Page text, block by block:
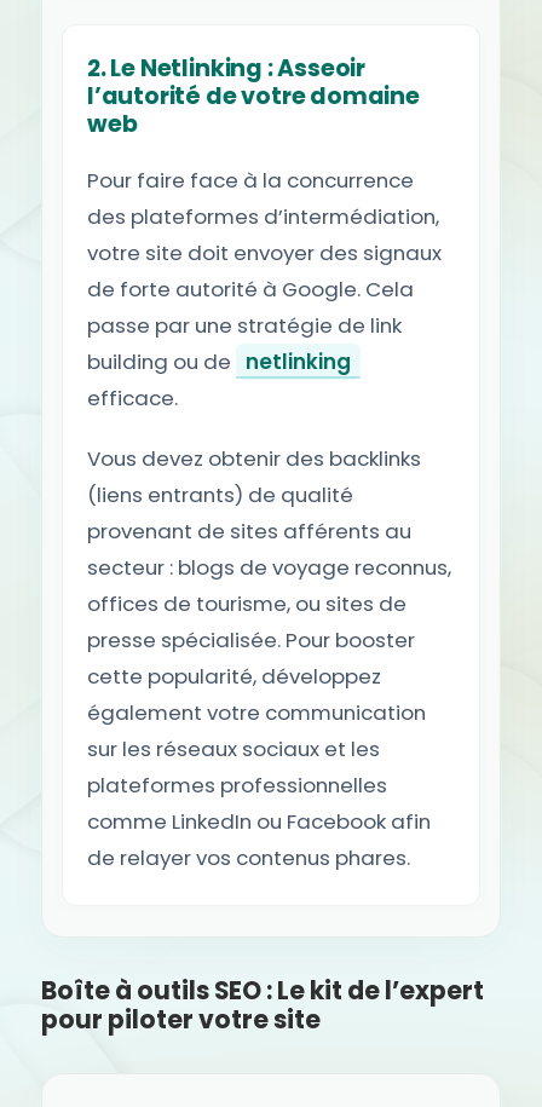
2. Le Netlinking : Asseoir
l’autorité de votre domaine
web
Pour faire face à la concurrence
des plateformes d’intermédiation,
votre site doit envoyer des signaux
de forte autorité à Google. Cela
passe par une stratégie de link
building ou de netlinking
efficace.
Vous devez obtenir des backlinks
(liens entrants) de qualité
provenant de sites afférents au
secteur : blogs de voyage reconnus,
offices de tourisme, ou sites de
presse spécialisée. Pour booster
cette popularité, développez
également votre communication
sur les réseaux sociaux et les
plateformes professionnelles
comme LinkedIn ou Facebook afin
de relayer vos contenus phares.
Boîte à outils SEO : Le kit de l’expert
pour piloter votre site